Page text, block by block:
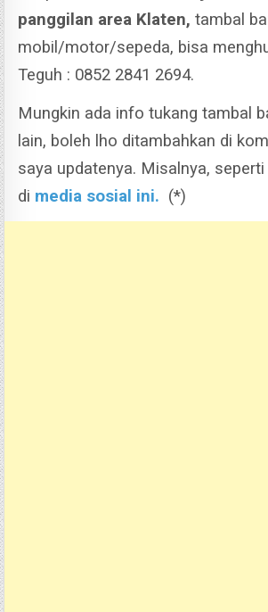
panggilan area Klaten, tambal
mobil/motor/sepeda, bisa
Teguh : 0852 2841 2694.
Mungkin ada info tukang tambal
lain, boleh lho ditambahkan di
saya updatenya. Misalnya,
di media sosial ini. (*)